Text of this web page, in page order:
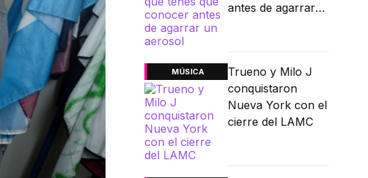
antes de agarrar
MÚSICA
Trueno y Milo J
conquistaron
Nueva York con el
cierre del LAMC